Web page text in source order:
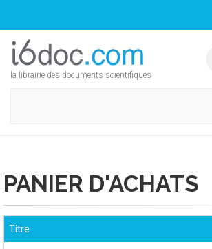
la librairie des documents scientifiques
PANIER D'ACHATS
Titre